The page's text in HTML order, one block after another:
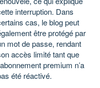
interruption. Dans
cas, le blog peut
être protégé par
mot de passe, rendant
accès limité tant que
premium n’a
été réactivé.